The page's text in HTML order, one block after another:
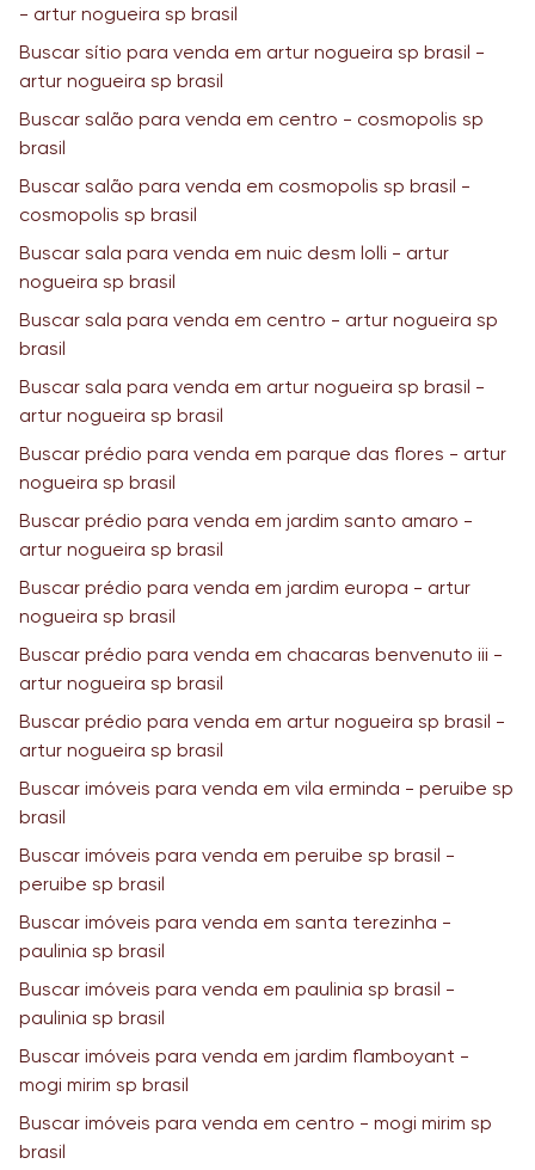
- artur nogueira sp brasil
Buscar sítio para venda em artur nogueira sp brasil -
artur nogueira sp brasil
Buscar salão para venda em centro - cosmopolis sp
brasil
Buscar salão para venda em cosmopolis sp brasil -
cosmopolis sp brasil
Buscar sala para venda em nuic desm lolli - artur
nogueira sp brasil
Buscar sala para venda em centro - artur nogueira sp
brasil
Buscar sala para venda em artur nogueira sp brasil -
artur nogueira sp brasil
Buscar prédio para venda em parque das flores - artur
nogueira sp brasil
Buscar prédio para venda em jardim santo amaro -
artur nogueira sp brasil
Buscar prédio para venda em jardim europa - artur
nogueira sp brasil
Buscar prédio para venda em chacaras benvenuto iii -
artur nogueira sp brasil
Buscar prédio para venda em artur nogueira sp brasil -
artur nogueira sp brasil
Buscar imóveis para venda em vila erminda - peruibe sp
brasil
Buscar imóveis para venda em peruibe sp brasil -
peruibe sp brasil
Buscar imóveis para venda em santa terezinha -
paulinia sp brasil
Buscar imóveis para venda em paulinia sp brasil -
paulinia sp brasil
Buscar imóveis para venda em jardim flamboyant -
mogi mirim sp brasil
Buscar imóveis para venda em centro - mogi mirim sp
brasil